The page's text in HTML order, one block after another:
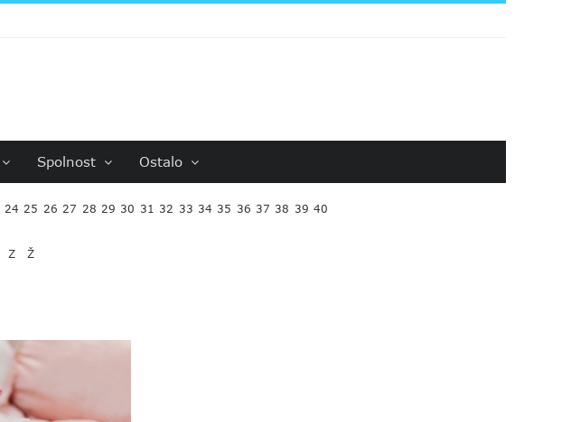
Spolnost Ostalo
24 25 26 27 28 29 30 31 32 33 34 35 36 37 38 39 40
Z Ž